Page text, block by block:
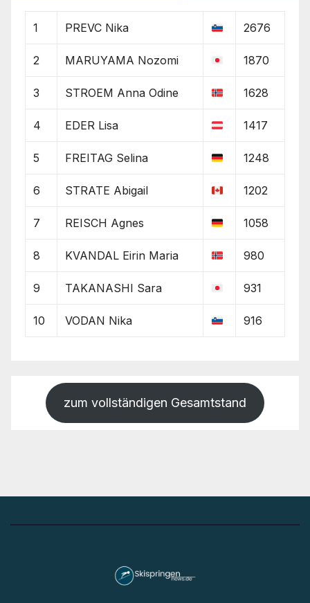
1 PREVC Nika 2676
2 MARUYAMA Nozomi 1870
3 STROEM Anna Odine 1628
4 EDER Lisa 1417
5 FREITAG Selina 1248
6 STRATE Abigail 1202
7 REISCH Agnes 1058
8 KVANDAL Eirin Maria 980
9 TAKANASHI Sara 931
10 VODAN Nika 916
zum vollständigen Gesamtstand